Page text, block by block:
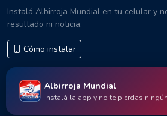
Instalá Albirroja Mundial en tu celular y
resultado ni noticia.
Cómo instalar
© 2026 Albirroja Mundial · Hecho
Albirroja Mundial
Instalá la app y no te pierdas